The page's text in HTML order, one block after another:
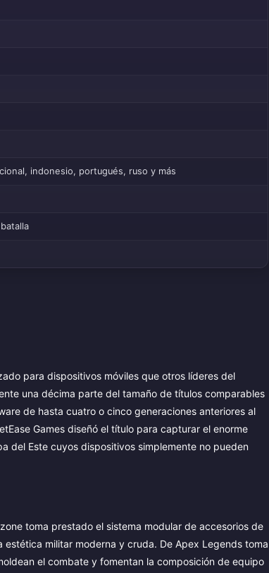
indonesio, portugués, ruso y más
para dispositivos móviles que otros líderes del
una décima parte del tamaño de títulos comparables
de hasta cuatro o cinco generaciones anteriores al
Games diseñó el título para capturar el enorme
del Este cuyos dispositivos simplemente no pueden
toma prestado el sistema modular de accesorios de
militar moderna y cruda. De Apex Legends toma
el combate y fomentan la composición de equipo